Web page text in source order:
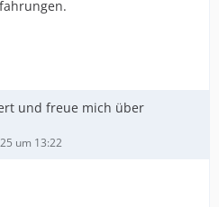
und freue mich über
um 13:22